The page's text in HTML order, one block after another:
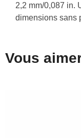
2,2 mm/0,087 in.
dimensions sans
Vous